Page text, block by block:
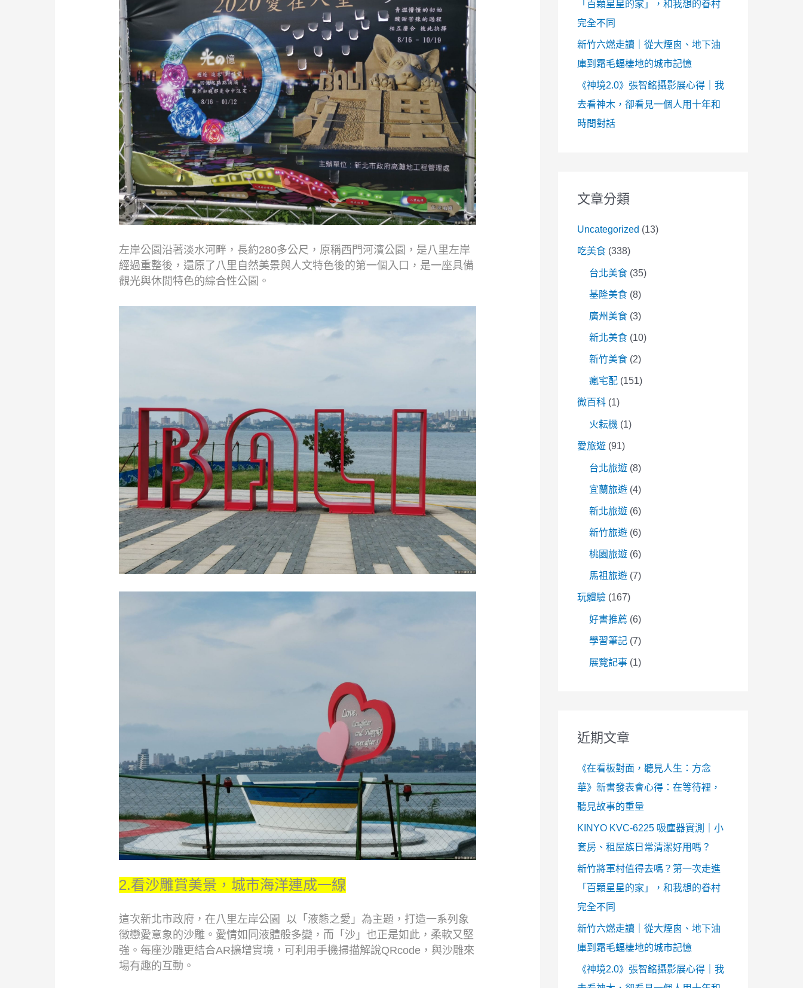
左岸公園沿著淡水河畔，長約280多公尺，原稱西門河濱公園，是八里左岸
經過重整後，還原了八里自然美景與人文特色後的第一個入口，是一座具備
觀光與休閒特色的綜合性公園。
2.看沙雕賞美景，城市海洋連成一線
這次新北市政府，在八里左岸公園 以「液態之愛」為主題，打造一系列象
徵戀愛意象的沙雕。愛情如同液體般多變，而「沙」也正是如此，柔軟又堅
強。每座沙雕更結合AR擴增實境，可利用手機掃描解說QRcode，與沙雕來
場有趣的互動。
「百顆星星的家」，和我想的眷村
完全不同
新竹六燃走讀｜從大煙囪、地下油
庫到霜毛蝠棲地的城市記憶
《神境2.0》張智銘攝影展心得｜我
去看神木，卻看見一個人用十年和
時間對話
文章分類
Uncategorized (13)
吃美食 (338)
台北美食 (35)
基隆美食 (8)
廣州美食 (3)
新北美食 (10)
新竹美食 (2)
瘋宅配 (151)
微百科 (1)
火耘機 (1)
愛旅遊 (91)
台北旅遊 (8)
宜蘭旅遊 (4)
新北旅遊 (6)
新竹旅遊 (6)
桃園旅遊 (6)
馬祖旅遊 (7)
玩體驗 (167)
好書推薦 (6)
學習筆記 (7)
展覽記事 (1)
近期文章
《在看板對面，聽見人生：方念
華》新書發表會心得：在等待裡，
聽見故事的重量
KINYO KVC-6225 吸塵器實測｜小
套房、租屋族日常清潔好用嗎？
新竹將軍村值得去嗎？第一次走進
「百顆星星的家」，和我想的眷村
完全不同
新竹六燃走讀｜從大煙囪、地下油
庫到霜毛蝠棲地的城市記憶
《神境2.0》張智銘攝影展心得｜我